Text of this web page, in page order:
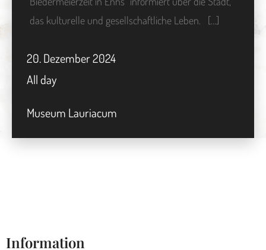
das kulturelle und gesellschaftliche Leben. […]
20.Dezember2024
All day
Museum Lauriacum
Information